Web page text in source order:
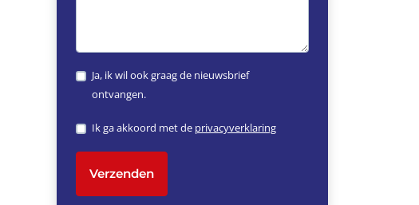
Ja, ik wil ook graag de nieuwsbrief
ontvangen.
Ik ga akkoord met de privacyverklaring
Verzenden